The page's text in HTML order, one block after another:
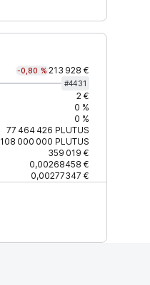
-0,80 % 213 928 €
#4431
2 €
0 %
0 %
77 464 426 PLUTUS
108 000 000 PLUTUS
359 019 €
0,00268458 €
0,00277347 €
Mis à jour